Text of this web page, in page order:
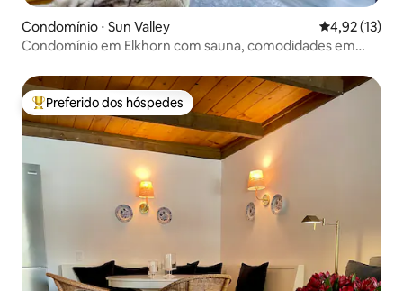
Condomínio ⋅ Sun Valley 4,92 de uma
4,92 (13)
Condomínio em Elkhorn com sauna, comodidades em
Entre os melhores preferidos dos hóspedes
Preferido dos hóspedes